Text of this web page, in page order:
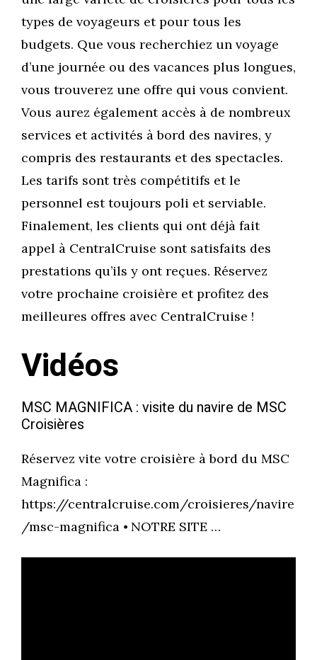
types de voyageurs et pour tous les
budgets. Que vous recherchiez un voyage
d’une journée ou des vacances plus longues,
vous trouverez une offre qui vous convient.
Vous aurez également accès à de nombreux
services et activités à bord des navires, y
compris des restaurants et des spectacles.
Les tarifs sont très compétitifs et le
personnel est toujours poli et serviable.
Finalement, les clients qui ont déjà fait
appel à CentralCruise sont satisfaits des
prestations qu’ils y ont reçues. Réservez
votre prochaine croisière et profitez des
meilleures offres avec CentralCruise !
Vidéos
MSC MAGNIFICA : visite du navire de MSC
Croisières
Réservez vite votre croisière à bord du MSC
Magnifica :
https://centralcruise.com/croisieres/navire
/msc-magnifica ⦁ NOTRE SITE …